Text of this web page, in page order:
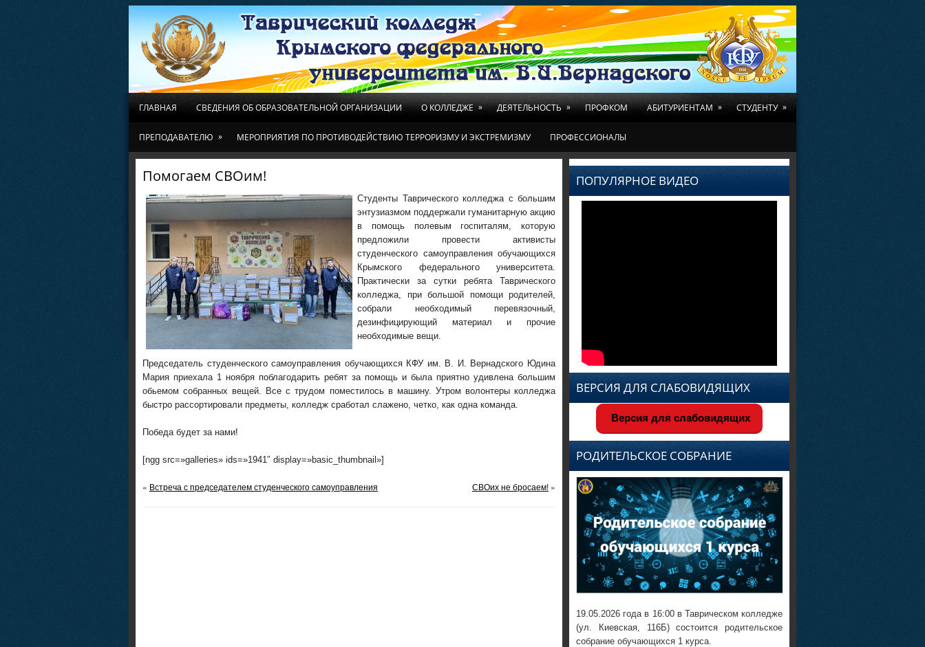
ГЛАВНАЯ СВЕДЕНИЯ ОБ ОБРАЗОВАТЕЛЬНОЙ ОРГАНИЗАЦИИ О КОЛЛЕДЖЕ » ДЕЯТЕЛЬНОСТЬ » ПРОФКОМ АБИТУРИЕНТАМ » СТУДЕНТУ »
ПРЕПОДАВАТЕЛЮ » МЕРОПРИЯТИЯ ПО ПРОТИВОДЕЙСТВИЮ ТЕРРОРИЗМУ И ЭКСТРЕМИЗМУ ПРОФЕССИОНАЛЫ
Помогаем СВОим!
Студенты Таврического колледжа с большим
энтузиазмом поддержали гуманитарную акцию
в помощь полевым госпиталям, которую
предложили провести активисты
студенческого самоуправления обучающихся
Крымского федерального университета.
Практически за сутки ребята Таврического
колледжа, при большой помощи родителей,
собрали необходимый перевязочный,
дезинфицирующий материал и прочие
необходимые вещи.
Председатель студенческого самоуправления обучающихся КФУ им. В. И. Вернадского Юдина
Мария приехала 1 ноября поблагодарить ребят за помощь и была приятно удивлена большим
обьемом собранных вещей. Все с трудом поместилось в машину. Утром волонтеры колледжа
быстро рассортировали предметы, колледж сработал слажено, четко, как одна команда.
Победа будет за нами!
[ngg src=»galleries» ids=»1941″ display=»basic_thumbnail»]
« Встреча с председателем студенческого самоуправления СВОих не бросаем! »
ПОПУЛЯРНОЕ ВИДЕО
ВЕРСИЯ ДЛЯ СЛАБОВИДЯЩИХ
Версия для слабовидящих
РОДИТЕЛЬСКОЕ СОБРАНИЕ
19.05.2026 года в 16:00 в Таврическом колледже
(ул. Киевская, 116Б) состоится родительское
собрание обучающихся 1 курса.